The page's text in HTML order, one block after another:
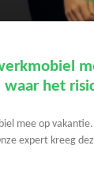
het
mee op
expert kreeg